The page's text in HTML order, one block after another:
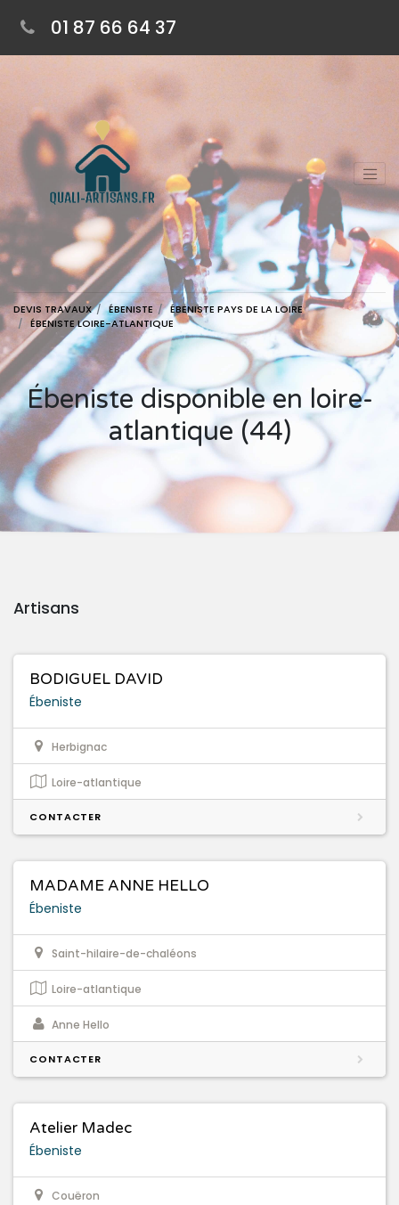
01 87 66 64 37
DEVIS TRAVAUX ÉBENISTE
ÉBENISTE PAYS DE LA LOIRE
ÉBENISTE LOIRE-ATLANTIQUE
Ébeniste disponible en loire-
atlantique (44)
Artisans
BODIGUEL DAVID
Ébeniste
Herbignac
Loire-atlantique
CONTACTER
MADAME ANNE HELLO
Ébeniste
Saint-hilaire-de-chaléons
Loire-atlantique
Anne Hello
CONTACTER
Atelier Madec
Ébeniste
Couëron